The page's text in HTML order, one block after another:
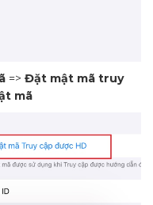
=> Đặt mật mã truy
mã